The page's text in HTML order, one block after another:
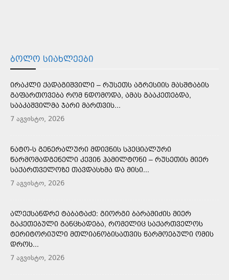
ᲑᲝᲚᲝ ᲡᲘᲐᲮᲚᲔᲔᲑᲘ
ᲘᲠᲐᲙᲚᲘ ᲥᲐᲓᲐᲒᲘᲨᲕᲘᲚᲘ – ᲠᲣᲡᲔᲗᲡ ᲐᲒᲠᲔᲡᲘᲘᲡ ᲛᲐᲡᲨᲢᲐᲑᲘᲡ
ᲒᲐᲤᲐᲠᲗᲝᲕᲔᲑᲐ ᲠᲝᲛ ᲜᲓᲝᲛᲝᲓᲐ, ᲐᲛᲐᲡ ᲒᲐᲐᲙᲔᲗᲔᲑᲓᲐ,
ᲡᲐᲐᲙᲐᲨᲕᲘᲚᲛᲐ ᲯᲐᲠᲘ ᲛᲐᲠᲗᲕᲘᲡ...
7 აგვისტო, 2026
ᲜᲐᲢᲝ-Ს ᲒᲔᲜᲔᲠᲐᲚᲣᲠᲘ ᲛᲓᲘᲕᲜᲘᲡ ᲡᲞᲔᲪᲘᲐᲚᲣᲠᲘ
ᲬᲐᲠᲛᲝᲛᲐᲓᲒᲔᲜᲔᲚᲘ ᲙᲔᲕᲘᲜ ᲰᲐᲛᲘᲚᲢᲝᲜᲘ – ᲠᲣᲡᲔᲗᲘᲡ ᲛᲘᲔᲠ
ᲡᲐᲥᲐᲠᲗᲕᲔᲚᲝᲖᲔ ᲗᲐᲕᲓᲐᲡᲮᲛᲐ ᲓᲐ ᲛᲘᲡᲘ...
7 აგვისტო, 2026
ᲐᲚᲔᲥᲡᲐᲜᲓᲠᲔ ᲢᲐᲑᲐᲢᲐᲫᲔ: ᲒᲘᲝᲠᲒᲘ ᲑᲐᲠᲐᲛᲘᲫᲘᲡ ᲛᲘᲔᲠ
ᲒᲐᲙᲔᲗᲔᲑᲣᲚᲘ ᲒᲐᲜᲪᲮᲐᲓᲔᲑᲐ, ᲠᲝᲛᲔᲚᲘᲪ ᲡᲐᲥᲐᲠᲗᲕᲔᲚᲝᲡ
ᲢᲔᲠᲘᲢᲝᲠᲘᲣᲚᲘ ᲛᲗᲚᲘᲐᲜᲝᲑᲘᲡᲐᲗᲕᲘᲡ ᲬᲐᲠᲛᲝᲔᲑᲣᲚᲘ ᲝᲛᲘᲡ
ᲓᲠᲝᲡ...
7 აგვისტო, 2026